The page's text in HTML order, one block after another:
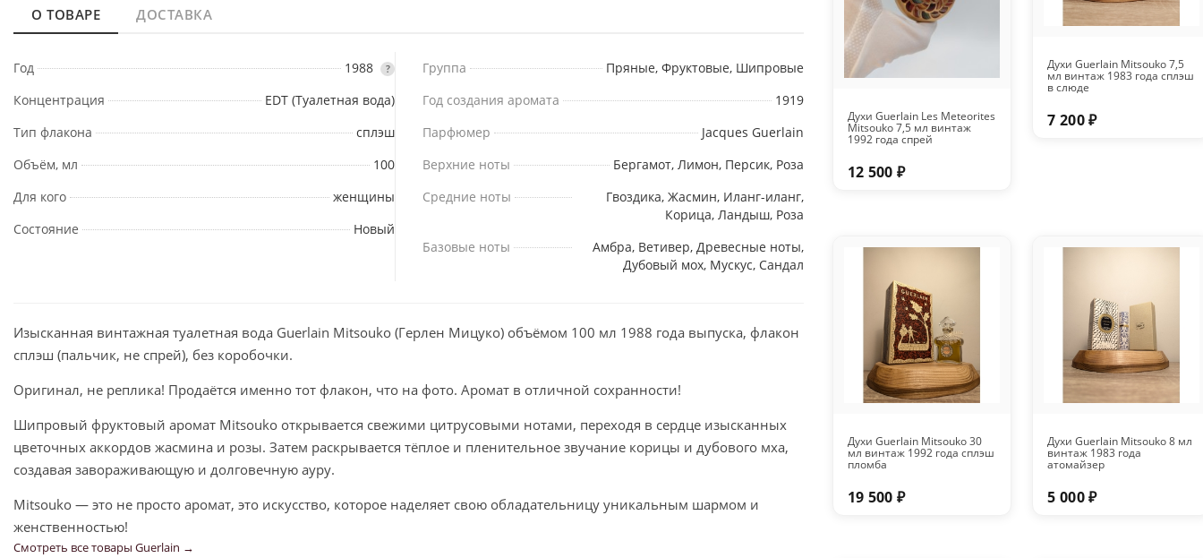
О ТОВАРЕ ДОСТАВКА
Год 1988 ?
Концентрация
EDT (Туалетная вода)
Тип флакона
сплэш
Объём, мл
100
Для кого
женщины
Состояние
Новый
Группа
Пряные, Фруктовые, Шипровые
Год создания аромата
1919
Парфюмер
Jacques Guerlain
Верхние ноты
Бергамот, Лимон, Персик, Роза
Средние ноты
Гвоздика, Жасмин, Иланг-иланг,
Корица, Ландыш, Роза
Базовые ноты
Амбра, Ветивер, Древесные ноты,
Дубовый мох, Мускус, Сандал
Изысканная винтажная туалетная вода Guerlain Mitsouko (Герлен Мицуко) объёмом 100 мл 1988 года выпуска, флакон
сплэш (пальчик, не спрей), без коробочки.
Оригинал, не реплика! Продаётся именно тот флакон, что на фото. Аромат в отличной сохранности!
Шипровый фруктовый аромат Mitsouko открывается свежими цитрусовыми нотами, переходя в сердце изысканных
цветочных аккордов жасмина и розы. Затем раскрывается тёплое и пленительное звучание корицы и дубового мха,
создавая завораживающую и долговечную ауру.
Mitsouko — это не просто аромат, это искусство, которое наделяет свою обладательницу уникальным шармом и
женственностью!
Смотреть все товары Guerlain →
Духи Guerlain Les Meteorites
Mitsouko 7,5 мл винтаж
1992 года спрей
12 500 ₽
Духи Guerlain Mitsouko 7,5
мл винтаж 1983 года сплэш
в слюде
7 200 ₽
Духи Guerlain Mitsouko 30
мл винтаж 1992 года сплэш
пломба
19 500 ₽
Духи Guerlain Mitsouko 8 мл
винтаж 1983 года
атомайзер
5 000 ₽